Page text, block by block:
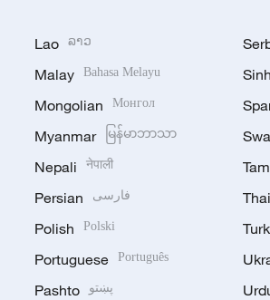
Lao ລາວ
Malay Bahasa Melayu
Mongolian Монгол
Myanmar မြန်မာဘာသာ
Nepali नेपाली
Persian فارسی
Polish Polski
Portuguese Português
Pashto پښتو
Thai